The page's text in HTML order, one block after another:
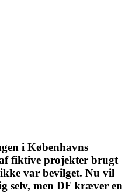
i Københavns
fiktive projekter brugt
var bevilget. Nu vil
selv, men DF kræver en